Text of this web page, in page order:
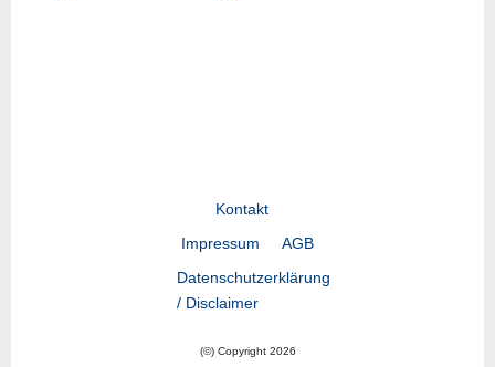
Kontakt
Impressum
AGB
Datenschutzerklärung
/ Disclaimer
(©) Copyright 2026